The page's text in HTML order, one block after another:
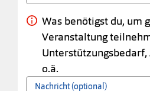
Was benötigst du, um
Veranstaltung
o.ä.
Nachricht (optional)